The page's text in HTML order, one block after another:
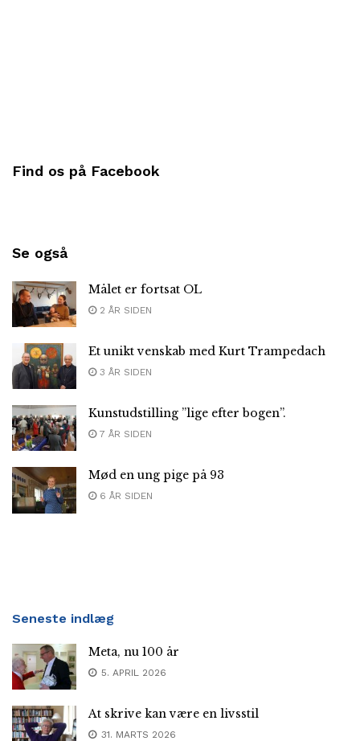
Find os på Facebook
Se også
Målet er fortsat OL
2 ÅR SIDEN
Et unikt venskab med Kurt Trampedach
3 ÅR SIDEN
Kunstudstilling ”lige efter bogen”.
7 ÅR SIDEN
Mød en ung pige på 93
6 ÅR SIDEN
Seneste indlæg
Meta, nu 100 år
5. APRIL 2026
At skrive kan være en livsstil
31. MARTS 2026